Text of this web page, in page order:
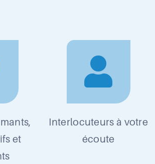
et
Interlocuteurs à votre
écoute